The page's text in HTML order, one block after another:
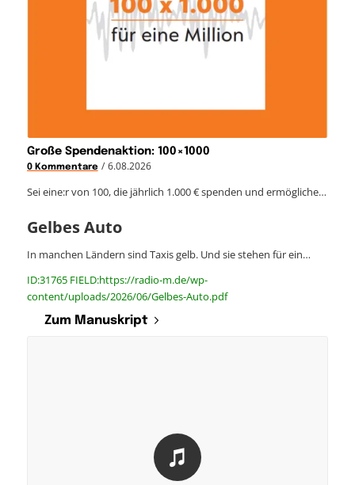
Große Spendenaktion: 100×1000
0 Kommentare / 6.08.2026
Sei eine:r von 100, die jährlich 1.000 € spenden und ermögliche…
Gelbes Auto
In manchen Ländern sind Taxis gelb. Und sie stehen für ein…
ID:31765 FIELD:https://radio-m.de/wp-
content/uploads/2026/06/Gelbes-Auto.pdf
Zum Manuskript